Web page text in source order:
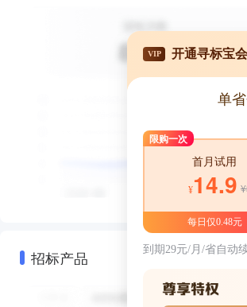
招标产品
VIP 开通寻标宝
单
限购一次
首月试用
¥14.9
每日仅0.48元
到期29元/月/省自动